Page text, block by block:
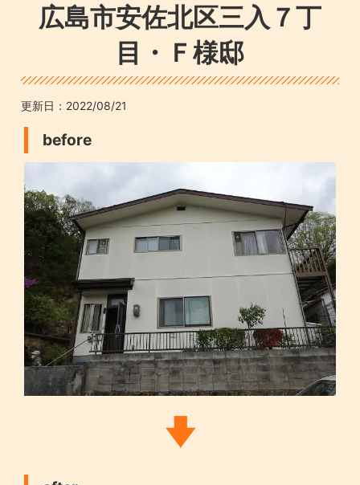
広島市安佐北区三入７丁
目・Ｆ様邸
更新日： 2022/08/21
before